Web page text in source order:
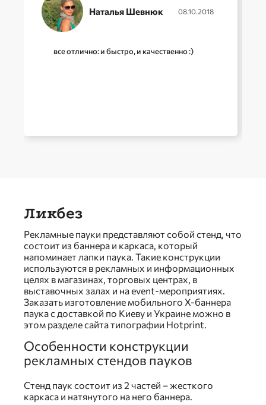
Наталья Шевнюк 08.10.2018
все отлично: и быстро, и качественно :)
Ликбез
Рекламные пауки представляют собой стенд, что
состоит из баннера и каркаса, который
напоминает лапки паука. Такие конструкции
используются в рекламных и информационных
целях в магазинах, торговых центрах, в
выставочных залах и на event-мероприятиях.
Заказать изготовление мобильного Х-баннера
паука с доставкой по Киеву и Украине можно в
этом разделе сайта типографии Hotprint.
Особенности конструкции
рекламных стендов пауков
Стенд паук состоит из 2 частей – жесткого
каркаса и натянутого на него баннера.